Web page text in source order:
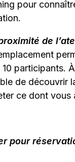
pour
de
10 participants.
de découvrir
ce dont vous
pour